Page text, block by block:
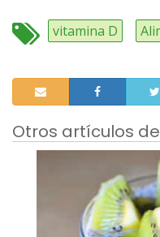
vitamina D
Otros artículos